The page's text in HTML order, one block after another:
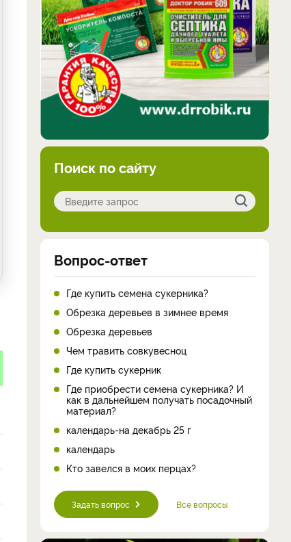
Поиск по сайту
Вопрос-ответ
Где купить семена сукерника?
Обрезка деревьев в зимнее время
Обрезка деревьев
Чем травить совкувесноц
Где купить сукерник
Где приобрести семена сукерника? И
как в дальнейшем получать посадочный
материал?
календарь-на декабрь 25 г
календарь
Кто завелся в моих перцах?
Задать вопрос Все вопросы